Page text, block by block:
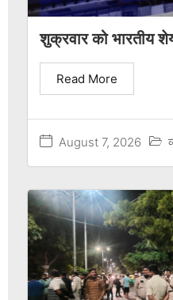
शुक्रवार को भारतीय
August 7, 2026
Read More